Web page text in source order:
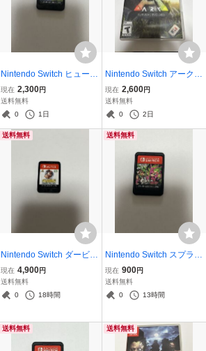
Nintendo Switch ヒューマ
ンフォールフラット ソフ
トのみ
現在 2,300円
送料無料
0
1日
Nintendo Switch アーク
サバイバル エボルブド 北
米
現在 2,600円
送料無料
0
2日
送料無料
Nintendo Switch ダービー
スタリオン ソフトのみ
現在 4,900円
送料無料
0
18時間
送料無料
Nintendo Switch スプラト
ゥーン2 ソフトのみ
現在 900円
送料無料
0
13時間
送料無料 送料無料